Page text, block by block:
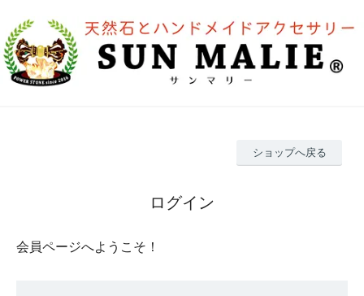
ショップへ戻る
ログイン
会員ページへようこそ！